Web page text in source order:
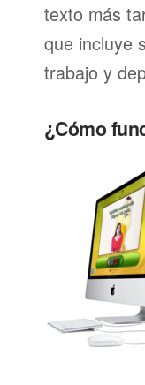
texto más
que incluye
trabajo y
¿Cómo